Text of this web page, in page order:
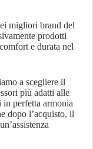
migliori brand del
prodotti
e durata nel
a scegliere il
più adatti alle
perfetta armonia
dopo l’acquisto, il